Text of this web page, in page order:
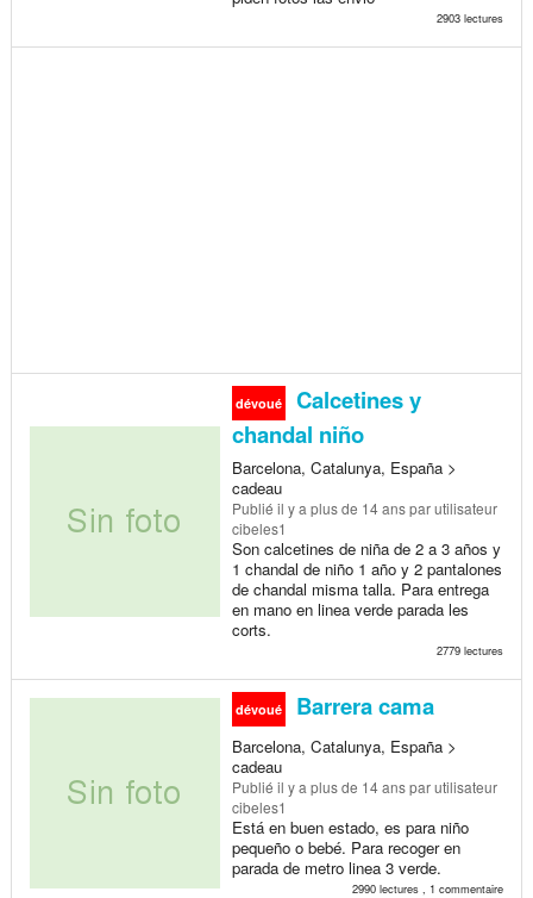
2903 lectures
dévoué
Calcetines y
chandal niño
Barcelona, Catalunya, España >
cadeau
Publié il y a plus de 14 anspar utilisateur
cibeles1
Son calcetines de niña de 2 a 3 años y
1 chandal de niño 1 año y 2 pantalones
de chandal misma talla. Para entrega
en mano en linea verde parada les
corts.
2779 lectures
dévoué Barrera cama
Barcelona, Catalunya, España >
cadeau
Publié il y a plus de 14 anspar utilisateur
cibeles1
Está en buen estado, es para niño
pequeño o bebé. Para recoger en
parada de metro linea 3 verde.
2990 lectures , 1 commentaire